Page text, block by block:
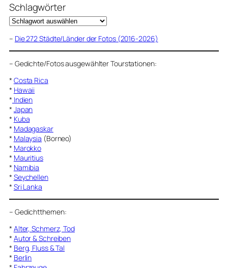
Schlagwörter
– Die 272 Städte/Länder der Fotos (2016-2026)
– Gedichte/Fotos ausgewählter Tourstationen:
* Costa Rica
* Hawaii
* Indien
* Japan
* Kuba
* Madagaskar
* Malaysia (Borneo)
* Marokko
* Mauritius
* Namibia
* Seychellen
* Sri Lanka
– Gedichtthemen:
* Alter, Schmerz, Tod
* Autor & Schreiben
* Berg, Fluss & Tal
* Berlin